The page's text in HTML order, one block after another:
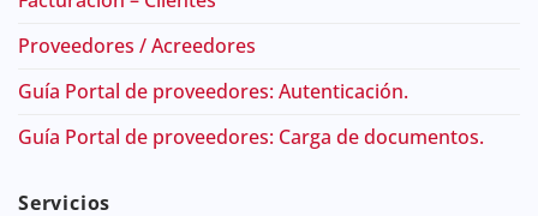
Proveedores / Acreedores
Guía Portal de proveedores: Autenticación.
Guía Portal de proveedores: Carga de documentos.
Servicios